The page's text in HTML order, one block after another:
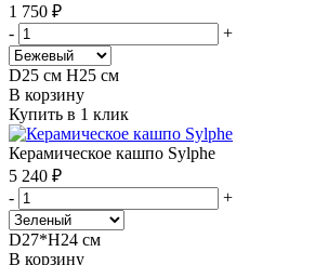
1 750 ₽
-
+
D25 см H25 см
В корзину
Купить в 1 клик
Керамическое кашпо Sylphe
5 240 ₽
-
+
D27*H24 см
В корзину